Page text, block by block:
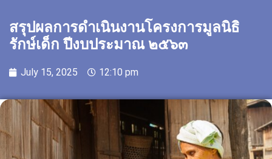
สรุปผลการดำเนินงานโครงการมูลนิธิ
รักษ์เด็ก ปีงบประมาณ ๒๕๖๓
July 15, 2025 12:10 pm